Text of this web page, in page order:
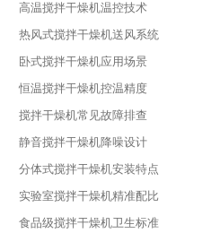
高温搅拌干燥机温控技术
热风式搅拌干燥机送风系统
卧式搅拌干燥机应用场景
恒温搅拌干燥机控温精度
搅拌干燥机常见故障排查
静音搅拌干燥机降噪设计
分体式搅拌干燥机安装特点
实验室搅拌干燥机精准配比
食品级搅拌干燥机卫生标准